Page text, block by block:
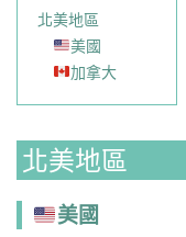
北美地區
美國
加拿大
北美地區
美國